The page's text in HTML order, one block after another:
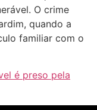
O crime
quando a
familiar com o
é preso pela